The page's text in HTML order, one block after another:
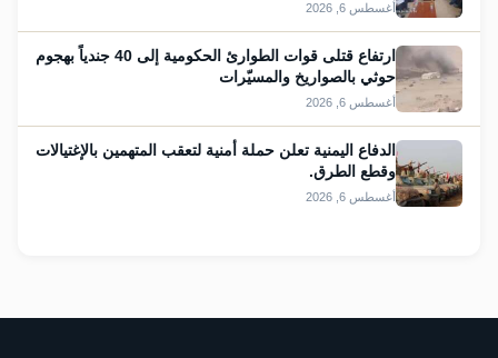
أغسطس 6, 2026
ارتفاع قتلى قوات الطوارئ الحكومية إلى 40 جندياً بهجوم
حوثي بالصواريخ والمسيّرات
أغسطس 6, 2026
الدفاع اليمنية تعلن حملة أمنية لتعقب المتهمين بالإغتيالات
وقطع الطرق.
أغسطس 6, 2026